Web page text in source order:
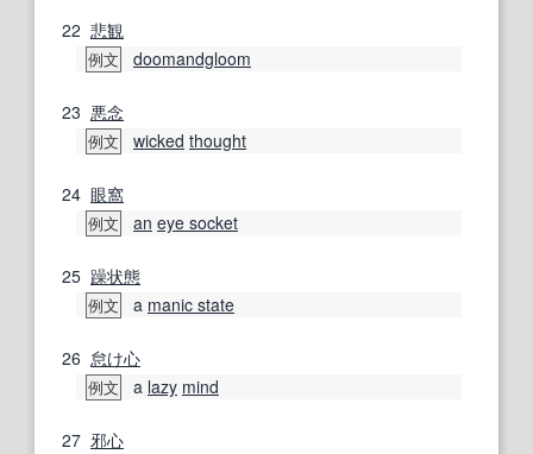
22 悲観
例文 doomandgloom
23 悪念
例文 wicked thought
24 眼窩
例文 an eye socket
25 躁状態
例文 a manic state
26 怠け心
例文 a lazy mind
27 邪心